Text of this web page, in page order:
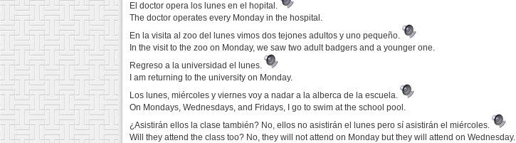
El doctor opera los lunes en el hopital.
The doctor operates every Monday in the hospital.
En la visita al zoo del lunes vimos dos tejones adultos y uno pequeño.
In the visit to the zoo on Monday, we saw two adult badgers and a younger one.
Regreso a la universidad el lunes.
I am returning to the university on Monday.
Los lunes, miércoles y viernes voy a nadar a la alberca de la escuela.
On Mondays, Wednesdays, and Fridays, I go to swim at the school pool.
¿Asistirán ellos la clase también? No, ellos no asistirán el lunes pero sí asistirán el miércoles.
Will they attend the class too? No, they will not attend on Monday but they will attend on Wednesday.